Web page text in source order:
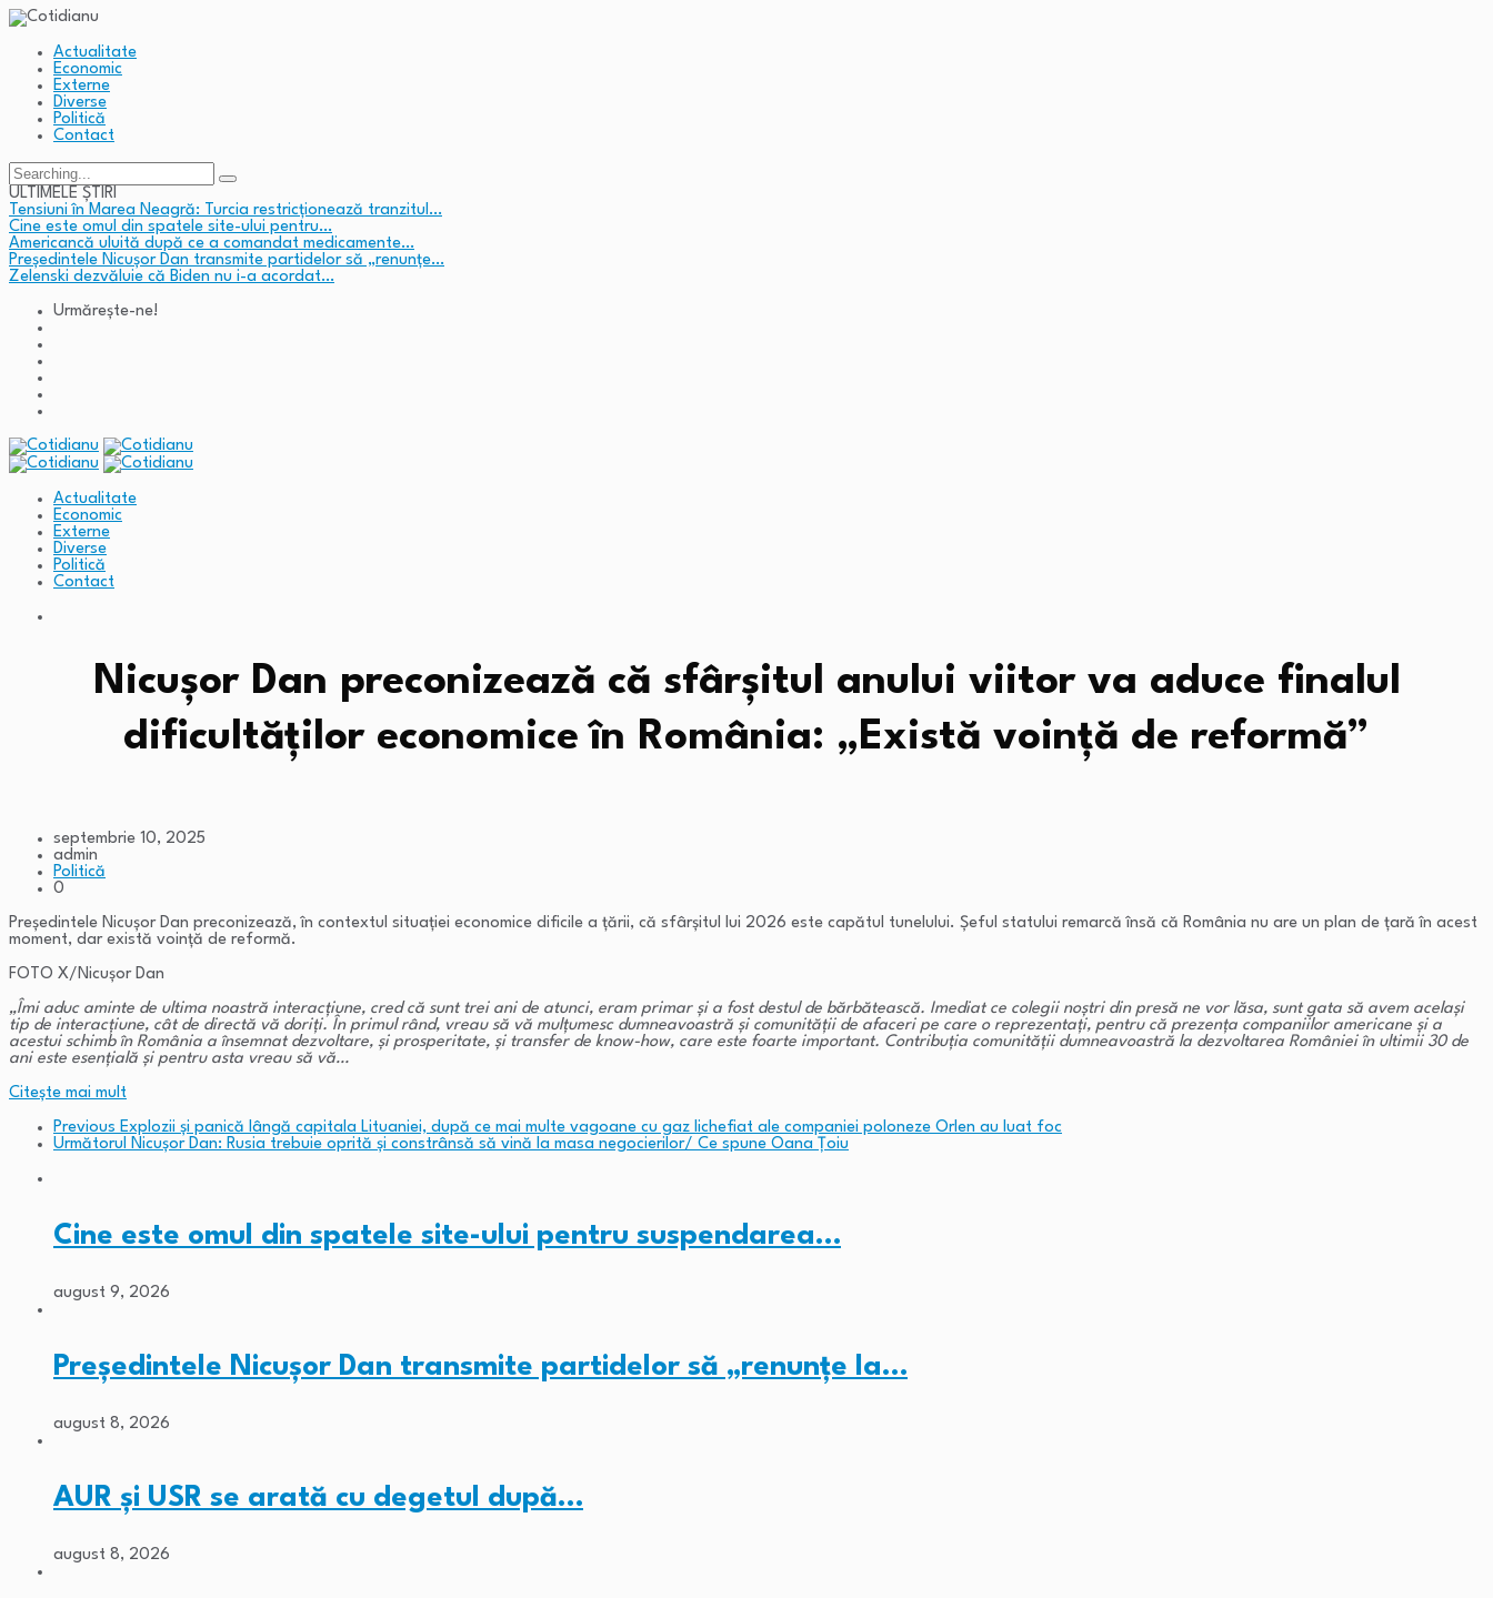
Actualitate
Economic
Externe
Diverse
Politică
Contact
Search
for:
ULTIMELE ȘTIRI
Tensiuni în Marea Neagră: Turcia restricționează tranzitul…
Cine este omul din spatele site-ului pentru…
Americancă uluită după ce a comandat medicamente…
Președintele Nicușor Dan transmite partidelor să „renunțe…
Zelenski dezvăluie că Biden nu i-a acordat…
Urmărește-ne!
Actualitate
Economic
Externe
Diverse
Politică
Contact
Nicușor Dan preconizează că sfârșitul anului viitor va aduce finalul
dificultăților economice în România: „Există voință de reformă”
septembrie 10, 2025
admin
Politică
0
Președintele Nicușor Dan preconizează, în contextul situației economice dificile a țării, că sfârșitul lui 2026 este capătul tunelului. Șeful statului remarcă însă că România nu are un plan de țară în acest
moment, dar există voință de reformă.
FOTO X/Nicușor Dan
„Îmi aduc aminte de ultima noastră interacțiune, cred că sunt trei ani de atunci, eram primar și a fost destul de bărbătească. Imediat ce colegii noștri din presă ne vor lăsa, sunt gata să avem același
tip de interacțiune, cât de directă vă doriți. În primul rând, vreau să vă mulțumesc dumneavoastră și comunității de afaceri pe care o reprezentați, pentru că prezența companiilor americane și a
acestui schimb în România a însemnat dezvoltare, și prosperitate, și transfer de know-how, care este foarte important. Contribuția comunității dumneavoastră la dezvoltarea României în ultimii 30 de
ani este esențială și pentru asta vreau să vă…
Citeşte mai mult
Previous Explozii şi panică lângă capitala Lituaniei, după ce mai multe vagoane cu gaz lichefiat ale companiei poloneze Orlen au luat foc
Următorul
Nicușor Dan: Rusia trebuie oprită și constrânsă să vină la masa negocierilor/ Ce spune Oana Țoiu
Cine este omul din spatele site-ului pentru suspendarea…
august 9, 2026
Președintele Nicușor Dan transmite partidelor să „renunțe la…
august 8, 2026
AUR și USR se arată cu degetul după…
august 8, 2026